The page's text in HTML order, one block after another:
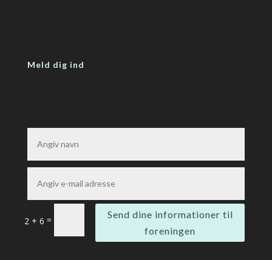
Meld dig ind
2 + 6 =
Send dine informationer til
foreningen